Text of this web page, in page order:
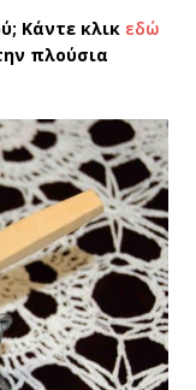
Κάντε κλικ εδώ
πλούσια